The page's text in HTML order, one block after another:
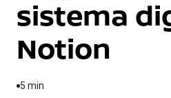
sistema
Notion
5 min